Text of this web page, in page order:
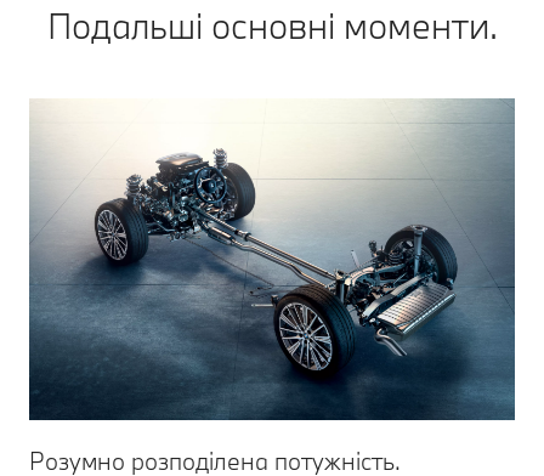
Подальші основні моменти.
Розумно розподілена потужність.